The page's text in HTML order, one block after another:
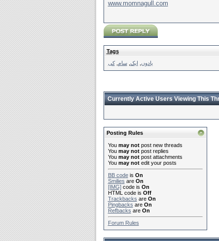
www.momnagull.com
Tags
یادوں ایک ,سام ,کی
Currently Active Users Viewing This
Posting Rules
You may notpost new threads
You may notpost replies
You may notpost attachments
You may notedit your posts
BB codeis On
Smilies are On
[IMG]code is On
HTML code is Off
Trackbacks are On
Pingbacks are On
Refbacks are On
Forum Rules